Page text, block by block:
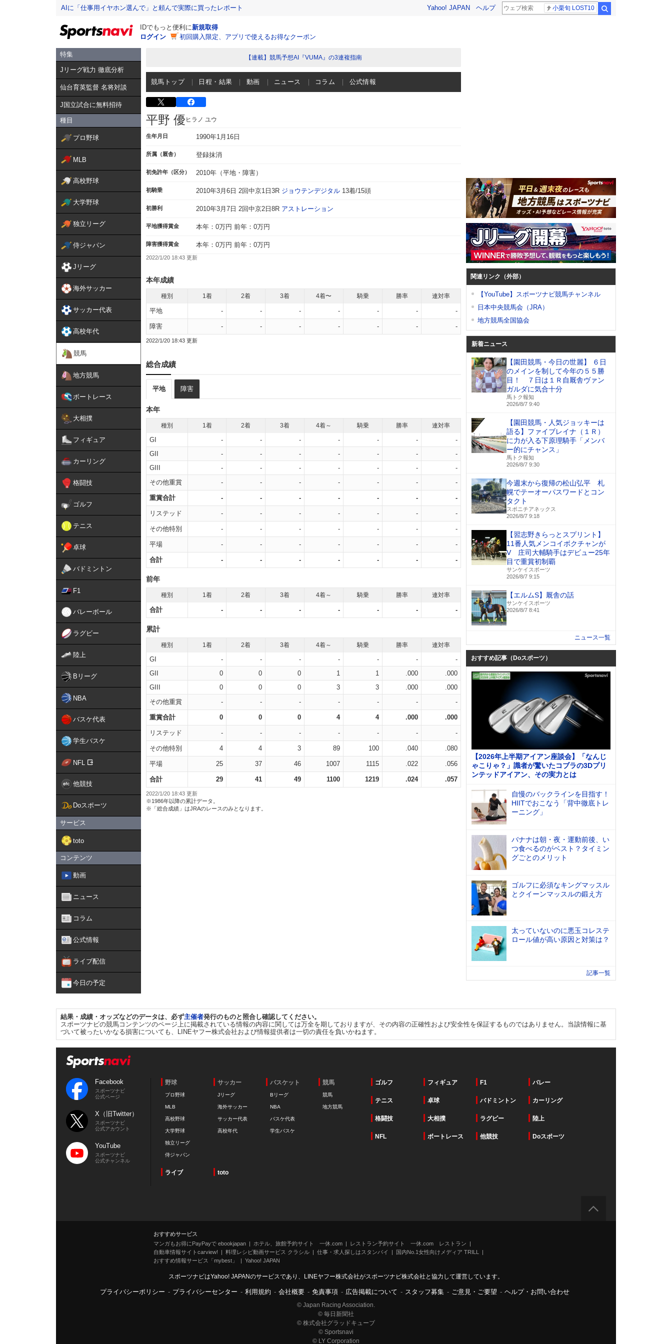
AIに「仕事用イヤホン選んで」と頼んで実際に買ったレポート Yahoo! JAPAN ヘルプ 小栗旬 LOST10
IDでもっと便利に新規取得
ログイン
初回購入限定、アプリで使えるお得なクーポン
特集
Jリーグ戦力 徹底分析
仙台育英監督 名将対談
J国立試合に無料招待
種目
プロ野球
MLB
高校野球
大学野球
独立リーグ
侍ジャパン
Jリーグ
海外サッカー
サッカー代表
高校年代
競馬
地方競馬
ボートレース
大相撲
フィギュア
カーリング
格闘技
ゴルフ
テニス
卓球
バドミントン
F1
バレーボール
ラグビー
陸上
Bリーグ
NBA
バスケ代表
学生バスケ
NFL
他競技
Doスポーツ
サービス
toto
コンテンツ
動画
ニュース
コラム
公式情報
ライブ配信
今日の予定
【連載】競馬予想AI『VUMA』の3連複指南
競馬トップ 日程・結果 動画 ニュース コラム 公式情報
平野 優 ヒラノ ユウ
生年月日 1990年1月16日
所属（厩舎） 登録抹消
初免許年（区分） 2010年（平地・障害）
初騎乗 2010年3月6日 2回中京1日3R ジョウテンデジタル 13着/15頭
初勝利 2010年3月7日 2回中京2日8R アストレーション
平地獲得賞金 本年：0万円 前年：0万円
障害獲得賞金 本年：0万円 前年：0万円
2022/1/20 18:43 更新
本年成績
種別 1着 2着 3着 4着〜 騎乗 勝率 連対率
平地 - - - - - - -
障害 - - - - - - -
2022/1/20 18:43 更新
総合成績
平地 障害
本年
種別 1着 2着 3着 4着～ 騎乗 勝率 連対率
GI - - - - - -
-
GII
- - - - - -
-
GIII
- - - - - -
-
その他重賞
- - - - - - -
重賞合計 - - - - - - -
リステッド - - - - - - -
その他特別 - - - - - - -
平場 - - - - - - -
合計 - - - - - - -
前年
種別 1着 2着 3着 4着～ 騎乗 勝率 連対率
合計 - - - - - - -
累計
種別 1着 2着 3着 4着～ 騎乗 勝率 連対率
GI - - - - - -
-
GII
0 0 0 1 1 .000
.000
GIII
0 0 0 3 3 .000
.000
その他重賞
- - - - - - -
重賞合計 0 0 0 4 4 .000 .000
リステッド - - - - - - -
その他特別 4 4 3 89 100 .040 .080
平場 25 37 46 1007 1115 .022 .056
合計 29 41 49 1100 1219 .024 .057
2022/1/20 18:43 更新
※1986年以降の累計データ。
※「総合成績」はJRAのレースのみとなります。
関連リンク（外部）
【YouTube】スポーツナビ競馬チャンネル
日本中央競馬会（JRA）
地方競馬全国協会
新着ニュース
【園田競馬・今日の世麗】 ６日
のメインを制して今年の５５勝
目！ ７日は１Ｒ自厩舎ヴァン
ガルダに気合十分
馬トク報知
2026/8/7 9:40
【園田競馬・人気ジョッキーは
語る】ファイブレイナ（１Ｒ）
に力が入る下原理騎手「メンバ
ー的にチャンス」
馬トク報知
2026/8/7 9:30
今週末から復帰の松山弘平 札
幌でテーオーパスワードとコン
タクト
スポニチアネックス
2026/8/7 9:18
【習志野きらっとスプリント】
11番人気メンコイボクチャンが
V 庄司大輔騎手はデビュー25年
目で重賞初制覇
サンケイスポーツ
2026/8/7 9:15
【エルムS】厩舎の話
サンケイスポーツ
2026/8/7 8:41
ニュース一覧
おすすめ記事（Doスポーツ）
【2026年上半期アイアン座談会】「なんじ
ゃこりゃ？」識者が驚いたコブラの3Dプリ
ンテッドアイアン、その実力とは
自慢のバックラインを目指す！
HIITでおこなう「背中徹底トレ
ーニング」
バナナは朝・夜・運動前後、い
つ食べるのがベスト？タイミン
グごとのメリット
ゴルフに必須なキングマッスル
とクイーンマッスルの鍛え方
太っていないのに悪玉コレステ
ロール値が高い原因と対策は？
記事一覧
結果・成績・オッズなどのデータは、必ず主催者発行のものと照合し確認してください。
スポーツナビの競馬コンテンツのページ上に掲載されている情報の内容に関しては万全を期しておりますが、その内容の正確性および安全性を保証するものではありません。当該情報に基
づいて被ったいかなる損害についても、LINEヤフー株式会社および情報提供者は一切の責任を負いかねます。
Facebook
スポーツナビ
公式ページ
X（旧Twitter）
スポーツナビ
公式アカウント
YouTube
スポーツナビ
公式チャンネル
野球
プロ野球
MLB
高校野球
大学野球
独立リーグ
侍ジャパン
サッカー
Jリーグ
海外サッカー
サッカー代表
高校年代
バスケット
Bリーグ
NBA
バスケ代表
学生バスケ
競馬
競馬
地方競馬
ゴルフ フィギュア F1 バレー
テニス 卓球 バドミントン カーリング
格闘技 大相撲 ラグビー 陸上
NFL ボートレース 他競技 Doスポーツ
ライブ toto
おすすめサービス
マンガもお得にPayPayで ebookjapan
ホテル、旅館予約サイト 一休.com
レストラン予約サイト 一休.com レストラン
自動車情報サイトcarview!
料理レシピ動画サービス クラシル 仕事・求人探しはスタンバイ
国内No.1女性向けメディア TRILL
おすすめ情報サービス「mybest」
Yahoo! JAPAN
スポーツナビはYahoo! JAPANのサービスであり、LINEヤフー株式会社がスポーツナビ株式会社と協力して運営しています。
プライバシーポリシー - プライバシーセンター - 利用規約 - 会社概要 - 免責事項 - 広告掲載について - スタッフ募集 - ご意見・ご要望 - ヘルプ・お問い合わせ
© Japan Racing Association.
© 毎日新聞社
© 株式会社グラッドキューブ
© Sportsnavi
© LY Corporation